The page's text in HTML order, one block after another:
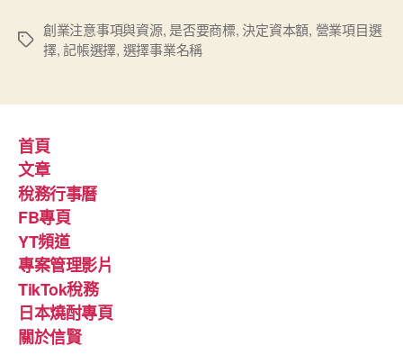
作
業
標
創業注意事項與資源, 是否要商標, 決定資本額, 營業項目選
擇,記帳選擇, 選擇事業名稱
首頁
文章
稅務行事曆
FB專頁
YT頻道
專案管理影片
TikTok稅務
日本燒酎專頁
關於信賢